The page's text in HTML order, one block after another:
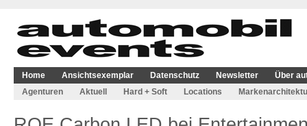
Home Ansichtsexemplar Datenschutz Newsletter
Über
Agenturen
Aktuell Hard + Soft Locations